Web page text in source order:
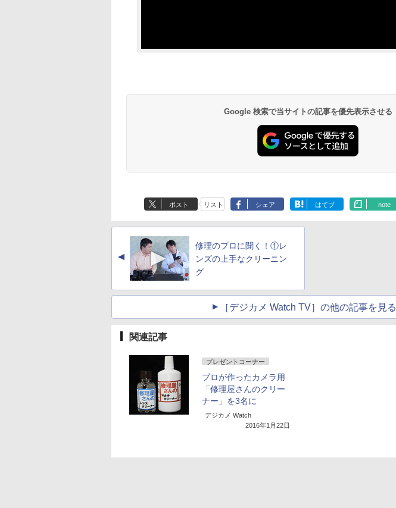
Google 検索で当サイトの記事を優先表示させる
ポスト リスト シェア はてブ note
▲
修理のプロに聞く！①レ
ンズの上手なクリーニン
グ
［デジカメ Watch TV］の他の記事を見る
関連記事
プレゼントコーナー
プロが作ったカメラ用
「修理屋さんのクリー
ナー」を3名に
デジカメ Watch
2016年1月22日